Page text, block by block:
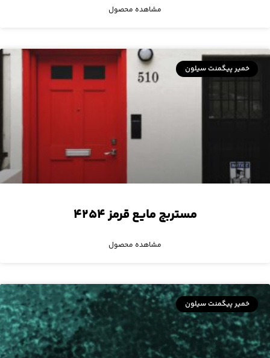
مشاهده محصول
خمیر پیگمنت سیلون
مستربچ مایع قرمز ۴۲۵۴
مشاهده محصول
خمیر پیگمنت سیلون